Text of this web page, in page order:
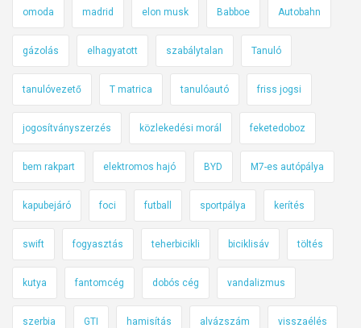
omoda madrid elon musk Babboe Autobahn
gázolás elhagyatott szabálytalan Tanuló
tanulóvezető T matrica tanulóautó friss jogsi
jogosítványszerzés közlekedési morál feketedoboz
bem rakpart elektromos hajó BYD M7-es autópálya
kapubejáró foci futball sportpálya kerítés
swift fogyasztás teherbicikli biciklisáv töltés
kutya fantomcég dobós cég vandalizmus
szerbia GTI hamisítás alvázszám visszaélés